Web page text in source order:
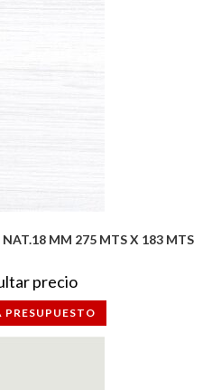
MM 275 MTS X 183 MTS
precio